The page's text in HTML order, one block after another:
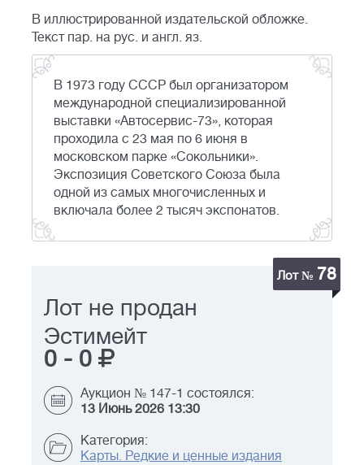
В иллюстрированной издательской обложке.
Текст пар. на рус. и англ. яз.
В 1973 году СССР был организатором
международной специализированной
выставки «Автосервис-73», которая
проходила с 23 мая по 6 июня в
московском парке «Сокольники».
Экспозиция Советского Союза была
одной из самых многочисленных и
включала более 2 тысяч экспонатов.
Лот № 78
Лот не продан
Эстимейт
0 - 0
Аукцион № 147-1 состоялся:
13 Июнь 2026 13:30
Категория:
Карты. Редкие и ценные издания